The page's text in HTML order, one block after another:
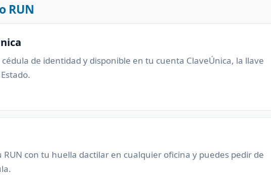
RUN
de identidad y disponible en tu cuenta ClaveÚnica, la llave
RUN con tu huella dactilar en cualquier oficina y puedes pedir de